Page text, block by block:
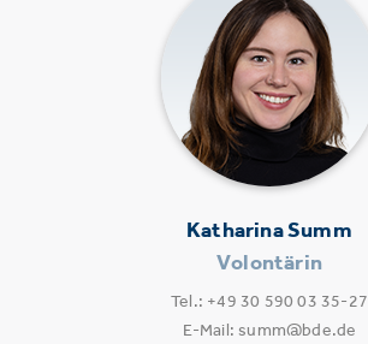
Katharina Summ
Volontärin
Tel.: +49 30 590 03 35-27
E-Mail: summ@bde.de